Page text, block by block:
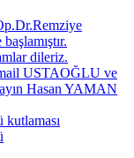
dileriz.
USTAOĞLU ve
Hasan YAMAN
kutlaması